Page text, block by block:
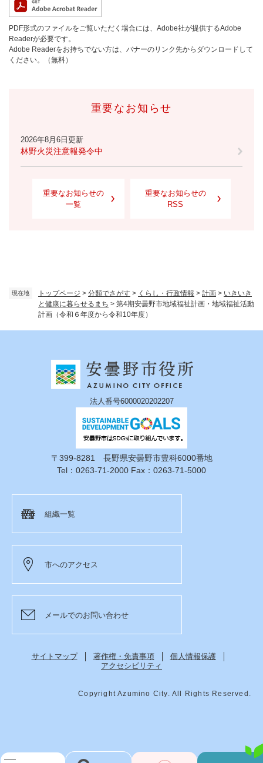
現在地 トップページ > 分類でさがす > くらし・行政情報 > 計画 > いきいき
と健康に暮らせるまち > 第4期安曇野市地域福祉計画・地域福祉活動
計画（令和６年度から令和10年度）
PDF形式のファイルをご覧いただく場合には、Adobe社が提供するAdobe
Readerが必要です。
Adobe Readerをお持ちでない方は、バナーのリンク先からダウンロードして
ください。（無料）
重要なお知らせ
2026年8月6日更新
林野火災注意報発令中
重要なお知らせの
一覧
重要なお知らせの
RSS
法人番号6000020202207
〒399-8281 長野県安曇野市豊科6000番地
Tel：0263-71-2000 Fax：0263-71-5000
組織一覧
市へのアクセス
メールでのお問い合わせ
サイトマップ 著作権・免責事項
個人情報保護
アクセシビリティ
Copyright Azumino City. All Rights Reserved.